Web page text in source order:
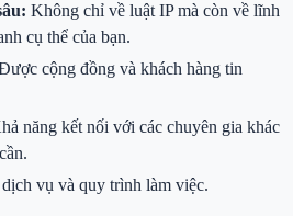
Không chỉ về luật IP mà còn về lĩnh
cụ thể của bạn.
cộng đồng và khách hàng tin
năng kết nối với các chuyên gia khác
vụ và quy trình làm việc.